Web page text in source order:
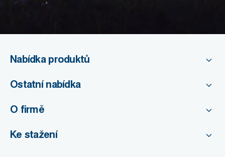
Nabídka produktů
Ostatní nabídka
O firmě
Ke stažení